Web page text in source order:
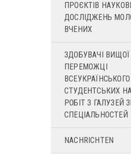
ПРОЄКТІВ
ДОСЛІДЖЕНЬ
ВЧЕНИХ
ЗДОБУВАЧІ ВИЩОЇ
ПЕРЕМОЖЦІ
СТУДЕНТСЬКИХ
РОБІТ З ГАЛУЗЕЙ
СПЕЦІАЛЬНОСТЕЙ
NACHRICHTEN